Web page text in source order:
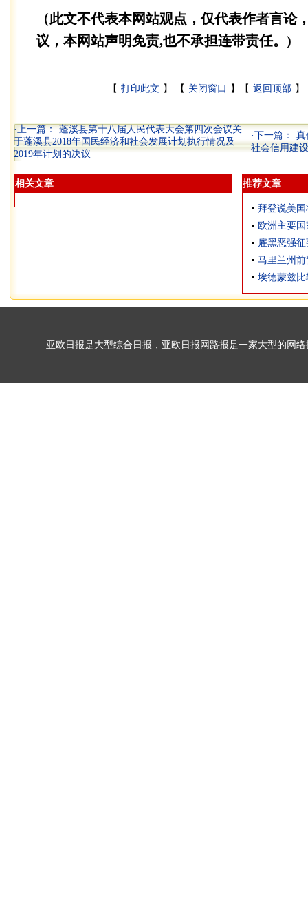
（此文不代表本网站观点，仅代表作者言论
议，本网站声明免责,也不承担连带责任。)
【 打印此文 】 【 关闭窗口 】【 返回顶部
·上一篇： 蓬溪县第十八届人民代表大会第四次会议关
于蓬溪县2018年国民经济和社会发展计划执行情况及
2019年计划的决议
·下一篇：
真
社会信用建
相关文章 推荐文章
拜登说美
欧洲主要
雇黑恶强
马里兰州
埃德蒙兹比
亚欧日报是大型综合日报，亚欧日报网路报是一家大型的网